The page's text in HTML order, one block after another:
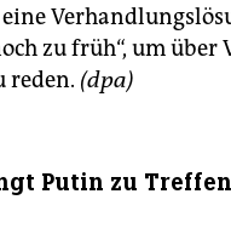
zu früh“, um
reden. (dpa)
Putin zu